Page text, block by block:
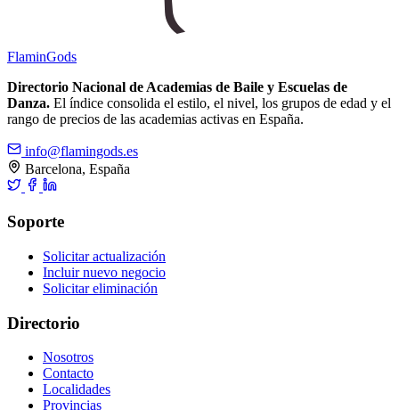
FlaminGods
Directorio Nacional de Academias de Baile y Escuelas de
Danza. El índice consolida el estilo, el nivel, los grupos de edad y el
rango de precios de las academias activas en España.
info@flamingods.es
Barcelona, España
Soporte
Solicitar actualización
Incluir nuevo negocio
Solicitar eliminación
Directorio
Nosotros
Contacto
Localidades
Provincias